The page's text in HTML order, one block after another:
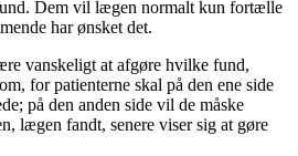
Dem vil lægen normalt kun fortælle
har ønsket det.
vanskeligt at afgøre hvilke fund,
for patienterne skal på den ene side
på den anden side vil de måske
lægen fandt, senere viser sig at gøre